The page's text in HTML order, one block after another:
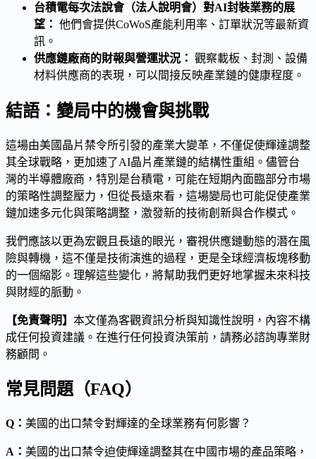
台積電每次法說會（法人說明會）對AI封裝業務的展
望： 他們會提供CoWoS產能利用率、訂單狀況等最新資
訊。
供應鏈廠商的財報與營運狀況： 觀察載板、封測、設備
材料供應商的表現，可以間接反映產業鏈的健康程度。
結語：變局中的機會與挑戰
這場由美國晶片禁令所引發的產業大變革，不僅促使輝達調整
其全球戰略，更加速了AI晶片產業鏈的結構性重組。儘管台
灣的半導體廠商，特別是台積電，可能在短期內面臨部分市場
的策略性調整壓力，但從長遠來看，這場變局也可能促使產業
鏈加速多元化與策略調整，激發新的技術創新與合作模式。
我們應該以更為宏觀且長遠的眼光，審視供應鏈動態的潛在風
險與轉機，這不僅是技術演進的過程，更是全球經濟板塊移動
的一個縮影。理解這些變化，將幫助我們更好地掌握未來科技
與財經的脈動。
【免責聲明】 本文僅為客觀資訊分析與知識性說明，內容不構
成任何投資建議。在進行任何投資決策前，請務必諮詢專業財
務顧問。
常見問題（FAQ）
Q： 美國的出口禁令對輝達的全球業務有何影響？
A： 美國的出口禁令迫使輝達調整其在中國市場的產品策略，